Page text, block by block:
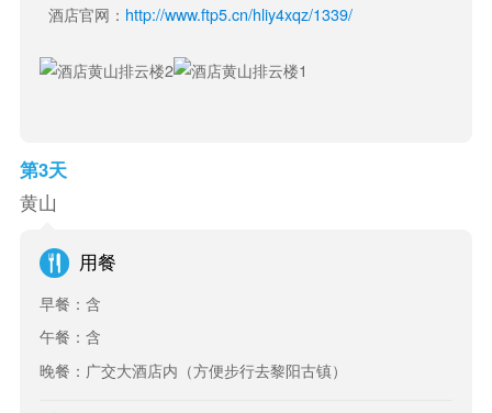
酒店官网： http://www.ftp5.cn/hliy4xqz/1339/
第3天
黄山
用餐
早餐：含
午餐：含
晚餐：广交大酒店内（方便步行去黎阳古镇）